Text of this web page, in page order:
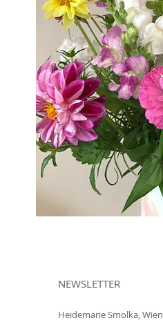
NEWSLETTER
Heidemarie Smolka, Wien